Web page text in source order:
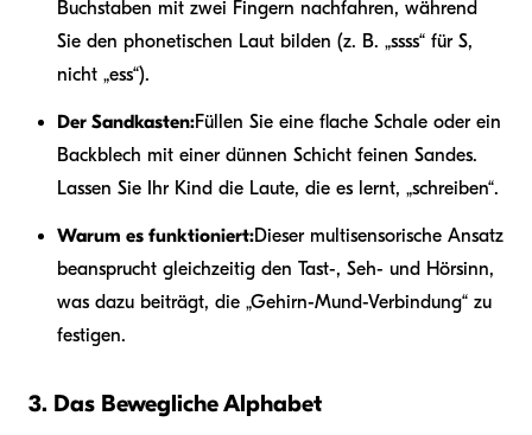
Buchstaben mit zwei Fingern nachfahren, während
Sie den phonetischen Laut bilden (z. B. „ssss“ für S,
nicht „ess“).
Der Sandkasten:Füllen Sie eine flache Schale oder ein
Backblech mit einer dünnen Schicht feinen Sandes.
Lassen Sie Ihr Kind die Laute, die es lernt, „schreiben“.
Warum es funktioniert:Dieser multisensorische Ansatz
beansprucht gleichzeitig den Tast-, Seh- und Hörsinn,
was dazu beiträgt, die „Gehirn-Mund-Verbindung“ zu
festigen.
3. Das Bewegliche Alphabet